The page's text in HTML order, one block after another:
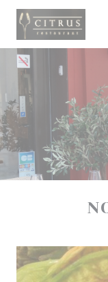
Personalizzazione